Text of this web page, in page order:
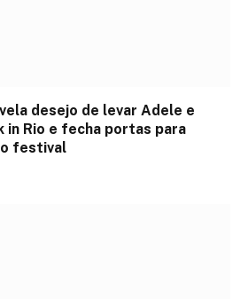
desejo de levar Adele e
in Rio e fecha portas para
festival